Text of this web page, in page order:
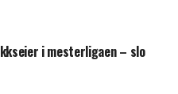
i mesterligaen – slo